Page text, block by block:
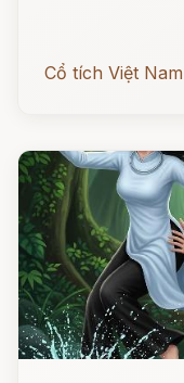
Cổ tích Việt Nam